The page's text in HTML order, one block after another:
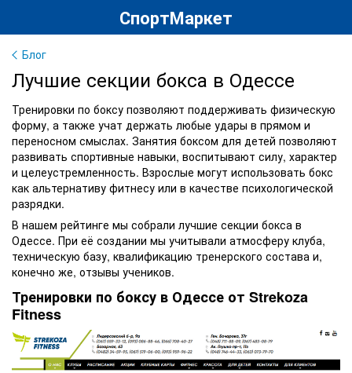
СпортМаркет
Блог
Лучшие секции бокса в Одессе
Тренировки по боксу позволяют поддерживать физическую
форму, а также учат держать любые удары в прямом и
переносном смыслах. Занятия боксом для детей позволяют
развивать спортивные навыки, воспитывают силу, характер
и целеустремленность. Взрослые могут использовать бокс
как альтернативу фитнесу или в качестве психологической
разрядки.
В нашем рейтинге мы собрали лучшие секции бокса в
Одессе. При её создании мы учитывали атмосферу клуба,
техническую базу, квалификацию тренерского состава и,
конечно же, отзывы учеников.
Тренировки по боксу в Одессе от Strekoza
Fitness